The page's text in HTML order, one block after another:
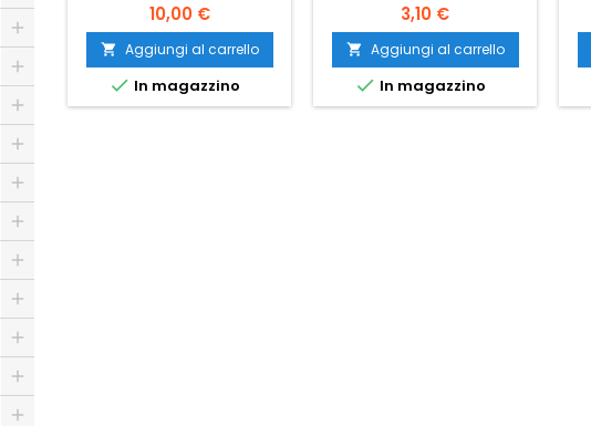
10,00 €
 Aggiungi al carrello
 In magazzino
3,10 €
 Aggiungi al carrello
 In magazzino